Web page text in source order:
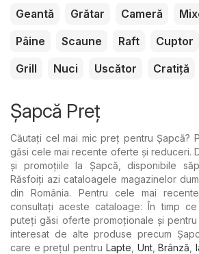
Geantă
Grătar Cameră
Pâine
Scaune Raft Cuptor
Grill
Nuci Uscător Cratiță
Șapcă Preț
Căutați cel mai mic preț pentru Șapcă?
găsi cele mai recente oferte și reduceri.
și promoțiile la Șapcă, disponibile
Răsfoiți azi cataloagele magazinelor
din România. Pentru cele mai
consultați aceste cataloage: În timp ce
puteți găsi oferte promoționale și
interesat de alte produse precum
care e prețul pentru Lapte Unt,Brânză ,